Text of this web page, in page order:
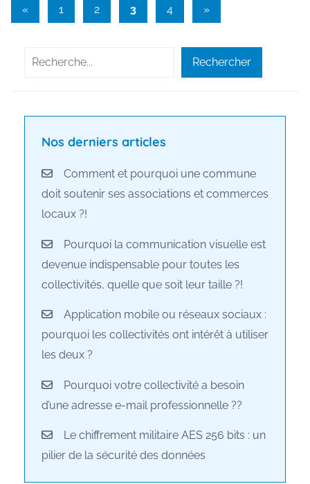
Pagination
publications
«Articles
1 2 3 4
Articles
»
Rechercher Rechercher
Nos derniers articles
Comment et pourquoi une commune
doit soutenir ses associations et commerces
locaux ?!
Pourquoi la communication visuelle est
devenue indispensable pour toutes les
collectivités, quelle que soit leur taille ?!
Application mobile ou réseaux sociaux :
pourquoi les collectivités ont intérêt à utiliser
les deux ?
Pourquoi votre collectivité a besoin
d’une adresse e-mail professionnelle ??
Le chiffrement militaire AES 256 bits : un
pilier de la sécurité des données